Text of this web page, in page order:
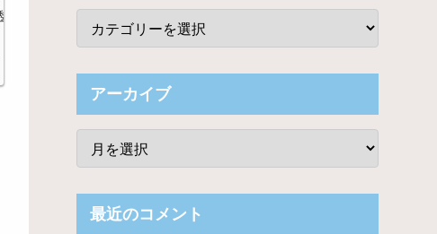
感ビジュアルを披露！！
アーカイブ
最近のコメント